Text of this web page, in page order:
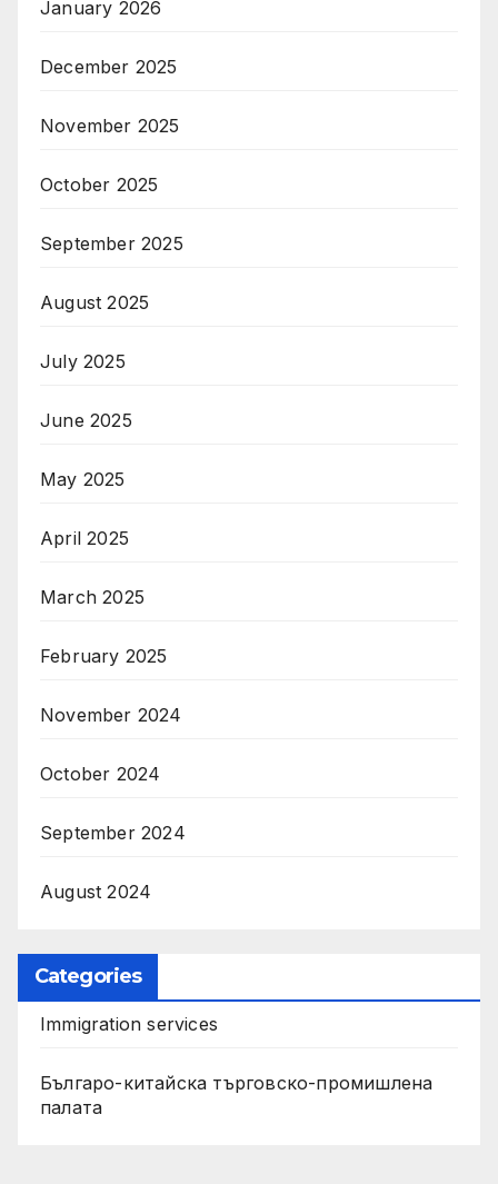
January 2026
December 2025
November 2025
October 2025
September 2025
August 2025
July 2025
June 2025
May 2025
April 2025
March 2025
February 2025
November 2024
October 2024
September 2024
August 2024
Categories
Immigration services
Българо-китайска търговско-промишлена
палата